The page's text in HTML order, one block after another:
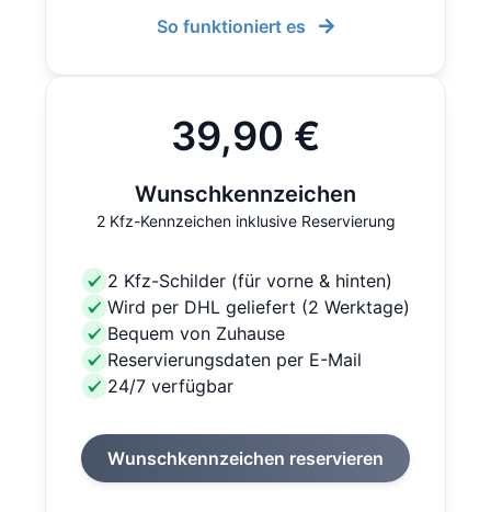
So funktioniert es
39,90 €
Wunschkennzeichen
2 Kfz-Kennzeichen inklusive Reservierung
2 Kfz-Schilder (für vorne & hinten)
Wird per DHL geliefert (2 Werktage)
Bequem von Zuhause
Reservierungsdaten per E-Mail
24/7 verfügbar
Wunschkennzeichen reservieren